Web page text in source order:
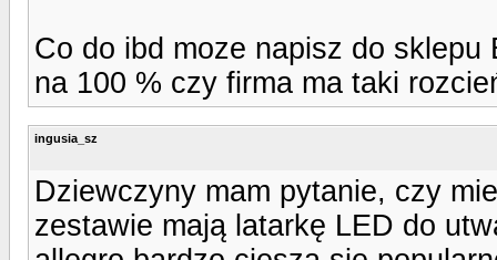
Co do ibd moze napisz do sklepu
na 100 % czy firma ma taki
ingusia_sz
Dziewczyny mam pytanie, czy
zestawie mają latarkę LED do